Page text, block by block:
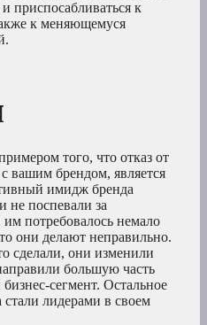
приспосабливаться к
к меняющемуся
того, что отказ от
вашим брендом, является
имидж бренда
не поспевали за
потребовалось немало
они делают неправильно.
сделали, они изменили
большую часть
сегмент. Остальное
лидерами в своем